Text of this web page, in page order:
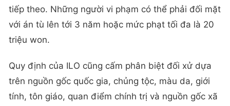
tiếp theo. Những người vi phạm có thể phải đối mặt
với án tù lên tới 3 năm hoặc mức phạt tối đa là 20
triệu won.
Quy định của ILO cũng cấm phân biệt đối xử dựa
trên nguồn gốc quốc gia, chủng tộc, màu da, giới
tính, tôn giáo, quan điểm chính trị và nguồn gốc xã